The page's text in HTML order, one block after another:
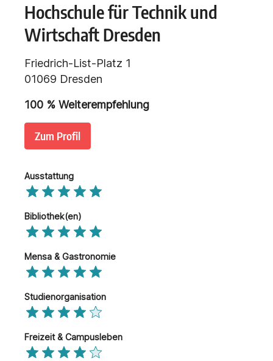
Hochschule für Technik und
Wirtschaft Dresden
Friedrich-List-Platz 1
01069 Dresden
100 % Weiterempfehlung
Zum Profil
Ausstattung
Bibliothek(en)
Mensa & Gastronomie
Studienorganisation
Freizeit & Campusleben